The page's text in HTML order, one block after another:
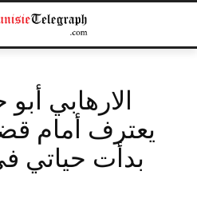
الارهابي
يعترف أمام
بدأت حياتي